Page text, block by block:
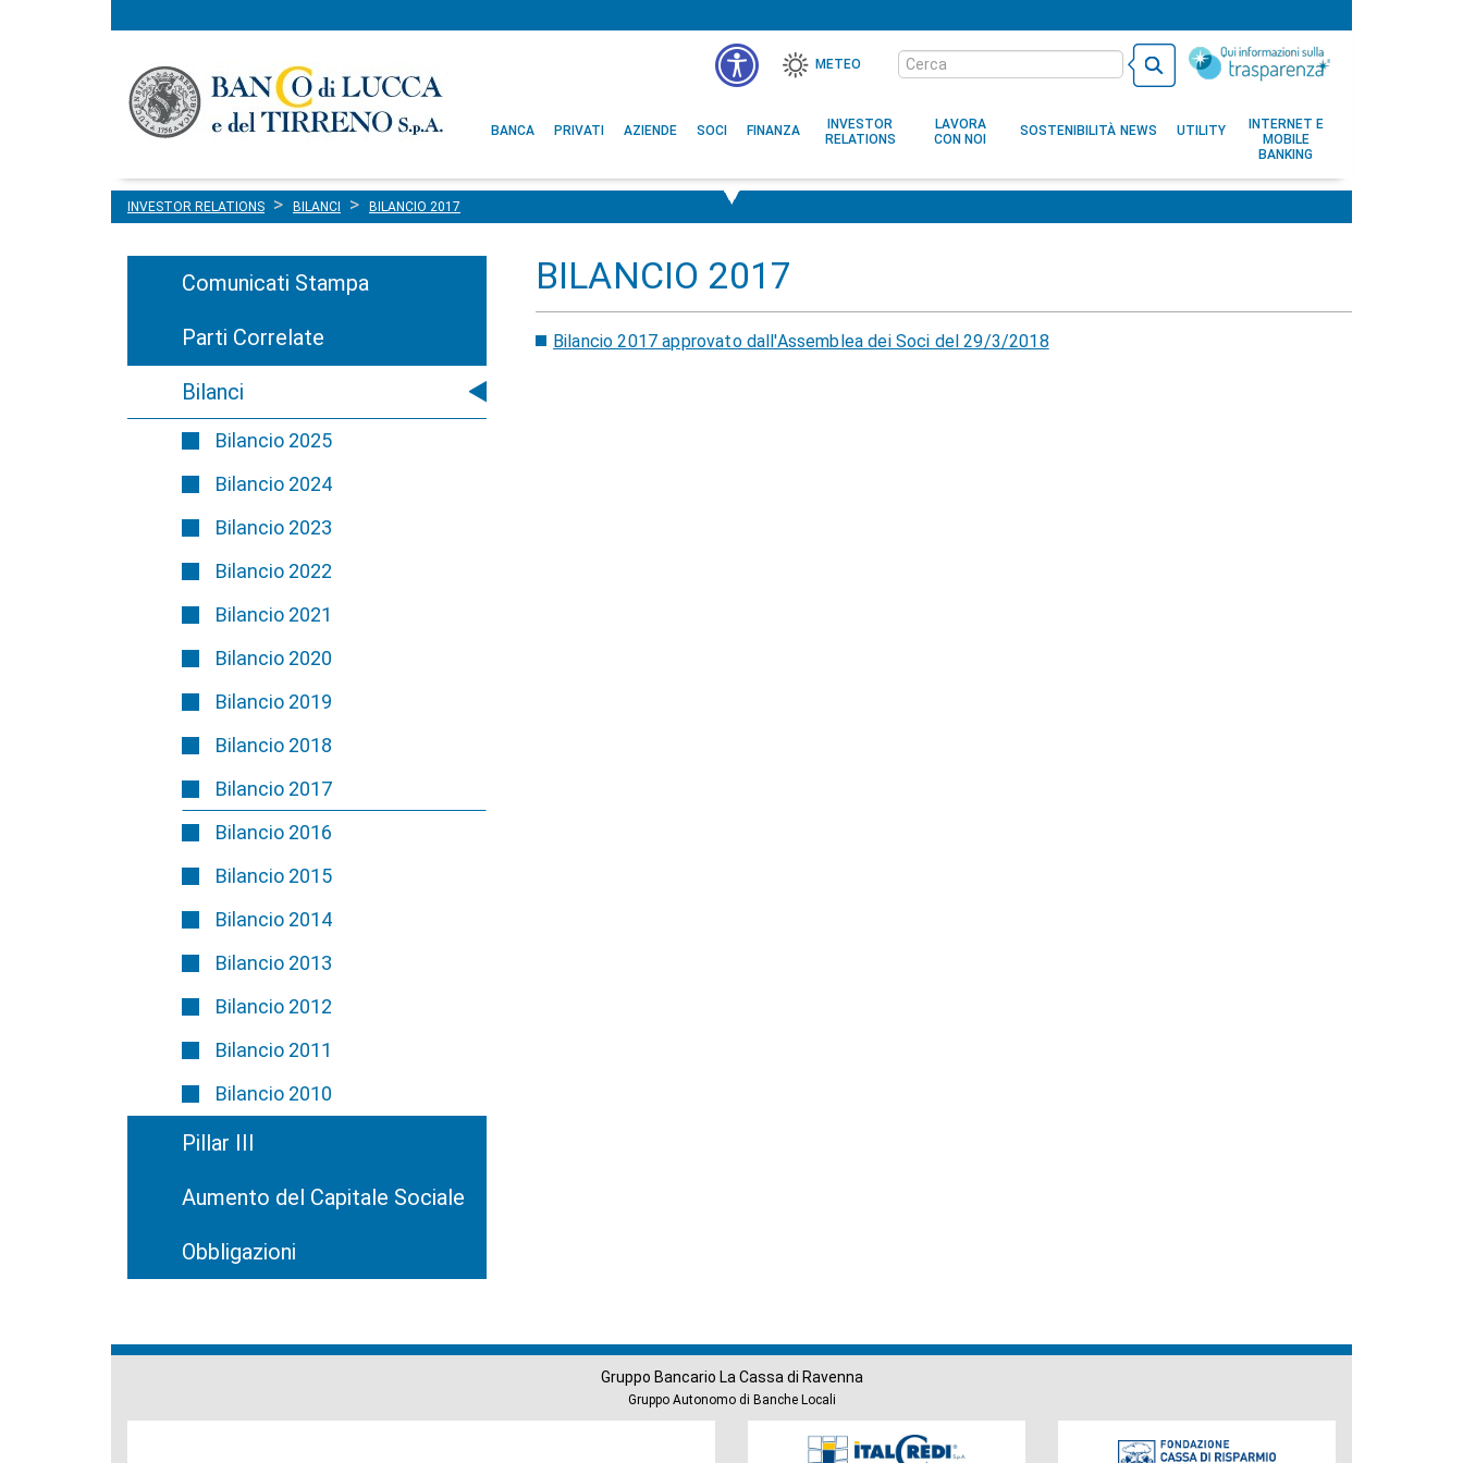
METEO
Cerca
nel
sito
principale
BANCA PRIVATI AZIENDE SOCI FINANZA
INVESTOR
RELATIONS
LAVORA
CON NOI
SOSTENIBILITÀ NEWS UTILITY
INTERNET E
MOBILE
BANKING
INVESTOR RELATIONS BILANCI BILANCIO 2017
Comunicati Stampa
Parti Correlate
Bilanci
Bilancio 2025
Bilancio 2024
Bilancio 2023
Bilancio 2022
Bilancio 2021
Bilancio 2020
Bilancio 2019
Bilancio 2018
Bilancio 2017
Bilancio 2016
Bilancio 2015
Bilancio 2014
Bilancio 2013
Bilancio 2012
Bilancio 2011
Bilancio 2010
Pillar III
Aumento del Capitale Sociale
Obbligazioni
BILANCIO 2017
Bilancio 2017 approvato dall'Assemblea dei Soci del 29/3/2018
Gruppo Bancario La Cassa di Ravenna
Gruppo Autonomo di Banche Locali
Società
Fondazione